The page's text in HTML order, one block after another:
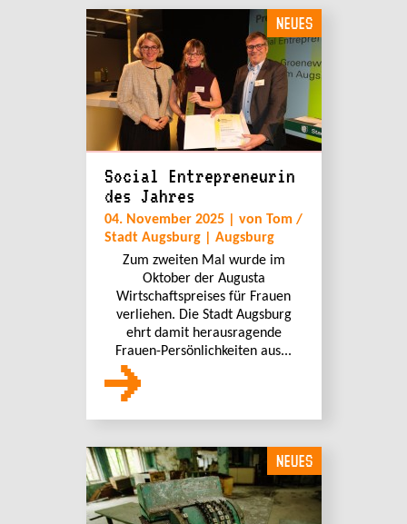
NEUES
Social Entrepreneurin
des Jahres
04. November 2025 | von Tom /
Stadt Augsburg | Augsburg
Zum zweiten Mal wurde im
Oktober der Augusta
Wirtschaftspreises für Frauen
verliehen. Die Stadt Augsburg
ehrt damit herausragende
Frauen-Persönlichkeiten aus...
NEUES